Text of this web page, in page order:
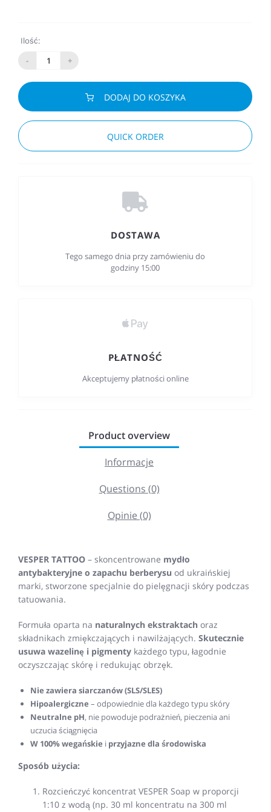
Ilość:
-
+
DODAJ DO KOSZYKA
QUICK ORDER
DOSTAWA
Tego samego dnia przy zamówieniu do
godziny 15:00
PŁATNOŚĆ
Akceptujemy płatności online
Product overview
Informacje
Questions (0)
Opinie (0)
VESPER TATTOO – skoncentrowane mydło
antybakteryjne o zapachu berberysu od ukraińskiej
marki, stworzone specjalnie do pielęgnacji skóry podczas
tatuowania.
Formuła oparta na naturalnych ekstraktach oraz
składnikach zmiękczających i nawilżających. Skutecznie
usuwa wazelinę i pigmenty każdego typu, łagodnie
oczyszczając skórę i redukując obrzęk.
Nie zawiera siarczanów (SLS/SLES)
Hipoalergiczne – odpowiednie dla każdego typu skóry
Neutralne pH, nie powoduje podrażnień, pieczenia ani
uczucia ściągnięcia
W 100% wegańskie i przyjazne dla środowiska
Sposób użycia:
Rozcieńczyć koncentrat VESPER Soap w proporcji
1:10 z wodą (np. 30 ml koncentratu na 300 ml